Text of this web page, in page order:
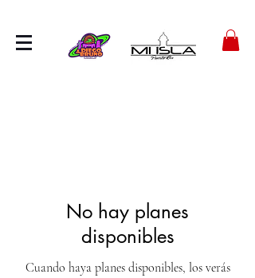
No hay planes
disponibles
Cuando haya planes disponibles, los verás